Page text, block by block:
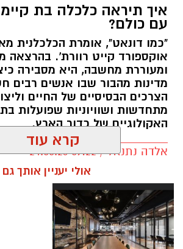
איך תיראה כלכלה בת
עם כולם?
"כמו דונאט", אומרת הכלכלנית
אוקספורד קייט רוורת'. בהרצאה
ומעוררת מחשבה, היא מסבירה
מדינות מהבור שבו אנשים רבים
הצרכים הבסיסיים של החיים
מתחדשות ושוויוניות שפועלות
האקולוגיים של כדור הארץ.
אלדה נתנאל / 09:22 24.05.26
קרא עוד
אולי יעניין אותך גם